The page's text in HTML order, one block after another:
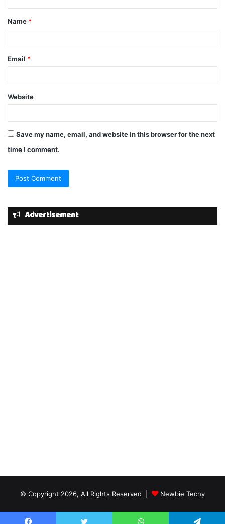
t
*
Name *
Email *
Website
Save my name, email, and website in this browser for the next
time I comment.
Advertisement
© Copyright 2026, All Rights Reserved | Newbie Techy